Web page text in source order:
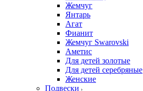
Жемчуг
Янтарь
Агат
Фианит
Жемчуг Swarovski
Аметис
Для детей золотые
Для детей серебряные
Женские
Подвески